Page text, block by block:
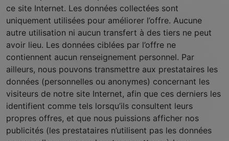
ce site Internet. Les données collectées sont
uniquement utilisées pour améliorer l’offre. Aucune
autre utilisation ni aucun transfert à des tiers ne peut
avoir lieu. Les données ciblées par l’offre ne
contiennent aucun renseignement personnel. Par
ailleurs, nous pouvons transmettre aux prestataires les
données (personnelles ou anonymes) concernant les
visiteurs de notre site Internet, afin que ces derniers les
identifient comme tels lorsqu’ils consultent leurs
propres offres, et que nous puissions afficher nos
publicités (les prestataires n’utilisent pas les données